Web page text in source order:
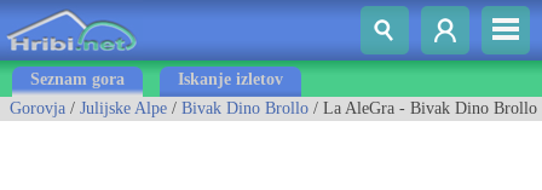
Seznam gora
Iskanje izletov
Gorovja / Julijske Alpe / Bivak Dino Brollo / La AleGra - Bivak Dino Brollo